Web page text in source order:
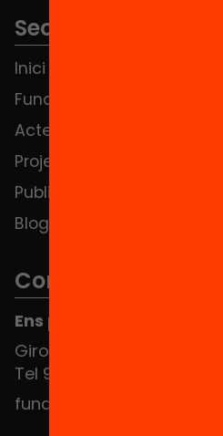
Seccions
Inici
Fundació
Actes
Projectes
Publicacions i vídeos
Blog
Contacte
Ens pots trobar al Hub
Girona 34, interior 08010
Tel 934 588 700
fundacio@equitat.org